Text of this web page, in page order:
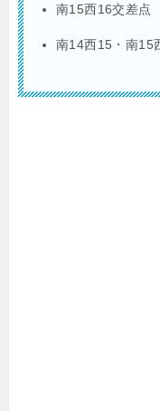
南15西16交差点
南14西15・南15